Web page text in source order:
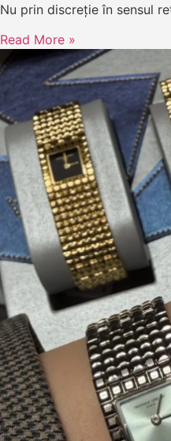
Nu prin discreție în sensul
Read More »